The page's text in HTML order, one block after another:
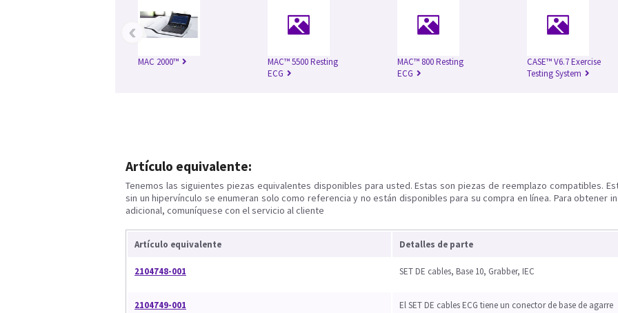
MAC 2000™
MAC™ 5500 Resting
ECG
MAC™ 800 Resting
ECG
CASE™ V6.7 Exercise
Testing System
‹
Artículo equivalente:
Tenemos las siguientes piezas equivalentes disponibles para usted. Estas son piezas de reemplazo compatibles.
sin un hipervínculo se enumeran solo como referencia y no están disponibles para su compra en línea. Para obtener
adicional, comuníquese con el servicio al cliente
Artículo equivalente Detalles de parte
2104748-001 SET DE cables, Base 10, Grabber, IEC
2104749-001 El SET DE cables ECG tiene un conector de base de agarre